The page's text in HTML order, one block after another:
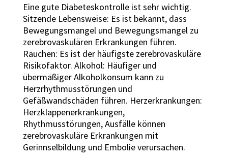
Eine gute Diabeteskontrolle ist sehr wichtig.
Sitzende Lebensweise: Es ist bekannt, dass
Bewegungsmangel und Bewegungsmangel zu
zerebrovaskulären Erkrankungen führen.
Rauchen: Es ist der häufigste zerebrovaskuläre
Risikofaktor. Alkohol: Häufiger und
übermäßiger Alkoholkonsum kann zu
Herzrhythmusstörungen und
Gefäßwandschäden führen. Herzerkrankungen:
Herzklappenerkrankungen,
Rhythmusstörungen, Ausfälle können
zerebrovaskuläre Erkrankungen mit
Gerinnselbildung und Embolie verursachen.